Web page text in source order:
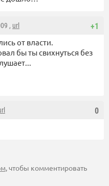
+1
, url
от власти.
бы ты свихнуться без
0
, чтобы комментировать